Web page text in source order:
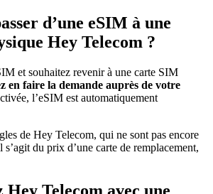
d’une eSIM à une
Hey Telecom ?
et souhaitez revenir à une carte SIM
en faire la demande auprès de votre
l’eSIM est automatiquement
de Hey Telecom, qui ne sont pas encore
du prix d’une carte de remplacement,